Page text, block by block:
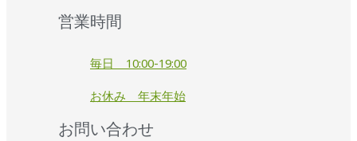
営業時間
毎日 10:00-19:00
お休み 年末年始
お問い合わせ